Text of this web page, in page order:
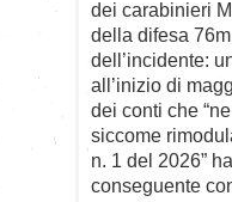
dei carabinieri
della difesa
dell’incidente:
all’inizio di
dei conti che
siccome
n. 1 del 2026”
conseguente